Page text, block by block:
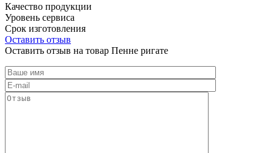
Качество продукции
Уровень сервиса
Срок изготовления
Оставить отзыв
Оставить отзыв на товар Пенне ригате